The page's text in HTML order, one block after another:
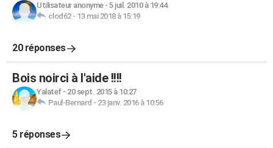
Utilisateur anonyme- 5 juil. 2010 à 19:44
clod62- 13 mai 2018 à 15:19
20 réponses
Bois noirci à l'aide !!!!
Yalatef- 20 sept. 2015 à 10:27
Paul-Bernard - 23 janv. 2016 à 10:56
5 réponses